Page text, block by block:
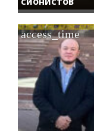
access_time